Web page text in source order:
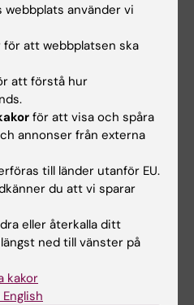
på denna sida?
använder vi
för att webbplatsen ska
att förstå hur
för att visa och spåra
annonser från externa
till länder utanför EU.
du att vi sparar
eller återkalla ditt
ned till vänster på
kakor